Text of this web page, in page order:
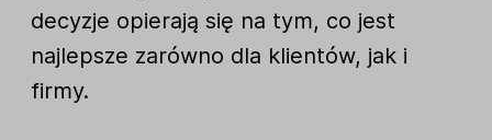
decyzje opierają się na tym, co jest
najlepsze zarówno dla klientów, jak i
firmy.